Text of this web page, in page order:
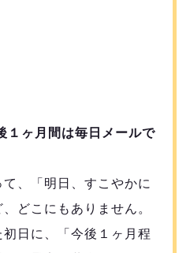
ヶ月間は毎日メールで
、「明日、すこやかに
どこにもありません。
日に、「今後１ヶ月程